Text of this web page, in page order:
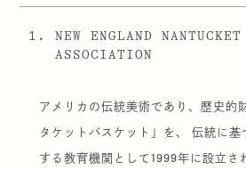
1.
NEW ENGLAND
ASSOCIATION
アメリカの伝統美術であり、歴史的
タケットバスケット」を、 伝統に
する教育機関として1999年に設立さ